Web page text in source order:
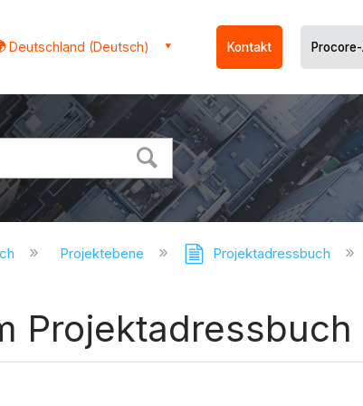
Deutschland (Deutsch) Kontakt
Projektebene Projektadressbuch
Projektadressbuch